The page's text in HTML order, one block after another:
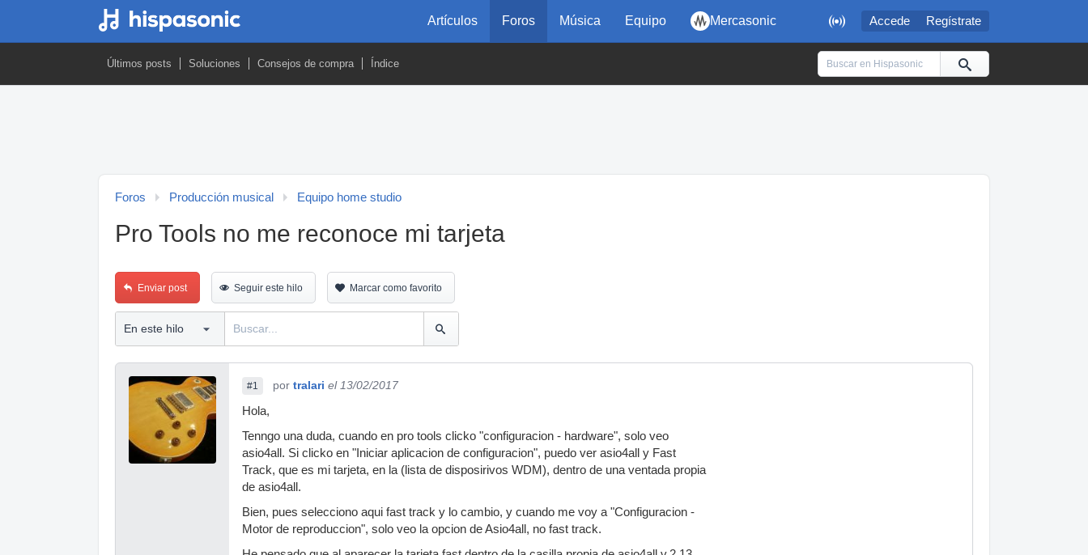
 Accede Regístrate
Artículos Foros Música Equipo Mercasonic
Últimos posts Soluciones Consejos de compra Índice
Foros Producción musical Equipo home studio
Pro Tools no me reconoce mi tarjeta
Enviar post Seguir este hilo Marcar como favorito
#1 por tralari el 13/02/2017
Hola,
Tenngo una duda, cuando en pro tools clicko "configuracion - hardware", solo veo
asio4all. Si clicko en "Iniciar aplicacion de configuracion", puedo ver asio4all y Fast
Track, que es mi tarjeta, en la (lista de disposirivos WDM), dentro de una ventada propia
de asio4all.
Bien, pues selecciono aqui fast track y lo cambio, y cuando me voy a "Configuracion -
Motor de reproduccion", solo veo la opcion de Asio4all, no fast track.